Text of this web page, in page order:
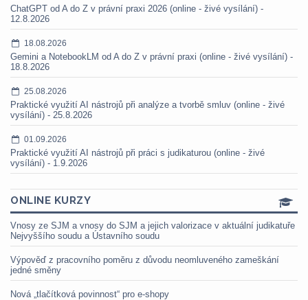
ChatGPT od A do Z v právní praxi 2026 (online - živé vysílání) -
12.8.2026
18.08.2026
Gemini a NotebookLM od A do Z v právní praxi (online - živé vysílání) -
18.8.2026
25.08.2026
Praktické využití AI nástrojů při analýze a tvorbě smluv (online - živé
vysílání) - 25.8.2026
01.09.2026
Praktické využití AI nástrojů při práci s judikaturou (online - živé
vysílání) - 1.9.2026
ONLINE KURZY
Vnosy ze SJM a vnosy do SJM a jejich valorizace v aktuální judikatuře
Nejvyššího soudu a Ústavního soudu
Výpověď z pracovního poměru z důvodu neomluveného zameškání
jedné směny
Nová „tlačítková povinnost“ pro e-shopy